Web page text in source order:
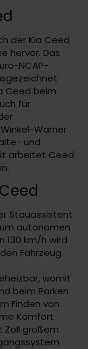
der Kia Ceed
hervor. Das
NCAP-
Ceed beim
für
Warner
und
arbeitet Ceed
Stauassistent
autonomen
130 km/h wird
Fahrzeug
womit
beim Parken
Finden von
Komfort
Zoll großem